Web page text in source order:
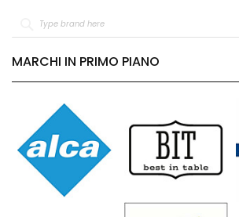
MARCHI IN PRIMO PIANO